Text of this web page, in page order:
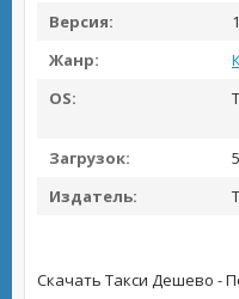
Версия:
Жанр:
OS:
Загрузок:
Издатель:
Скачать Такси Дешево -